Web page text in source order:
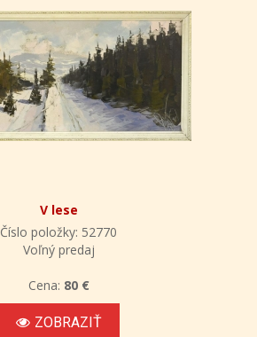
V lese
Číslo položky: 52770
Voľný predaj
Cena: 80 €
ZOBRAZIŤ